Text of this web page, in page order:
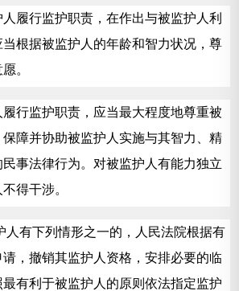
行监护职责，在作出与被监护人利
根据被监护人的年龄和智力状况，尊
。
监护职责，应当最大程度地尊重被
障并协助被监护人实施与其智力、精
事法律行为。对被监护人有能力独立
得干涉。
有下列情形之一的，人民法院根据有
，撤销其监护人资格，安排必要的临
有利于被监护人的原则依法指定监护